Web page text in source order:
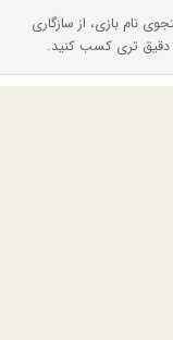
نام بازی، از سازگاری
دقیق تری کسب کنید.